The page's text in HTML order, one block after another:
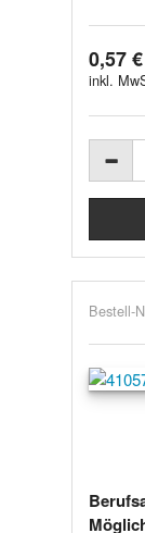
0,57 €
inkl.
Bestell-